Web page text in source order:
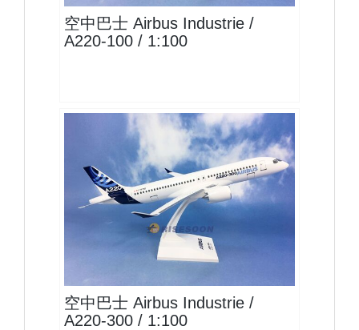
空中巴士 Airbus Industrie /
A220-100 / 1:100
AIB10A223P01 $2400
空中巴士 Airbus Industrie /
A220-300 / 1:100